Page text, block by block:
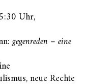
Uhr,
gegenreden – eine
neue Rechte